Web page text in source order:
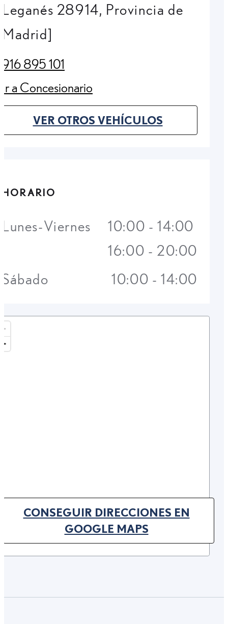
Leganés 28914, Provincia de
Madrid]
916 895 101
(Opens in new tab)
Ir a Concesionario
(Opens in new tab)
VER OTROS VEHÍCULOS
(OPENS IN NEW TAB)
CONSEGUIR DIRECCIONES EN
GOOGLE MAPS(OPENS IN NEW TAB)
HORARIO
Lunes-Viernes
10:00 - 14:00
16:00 - 20:00
Sábado
10:00 - 14:00